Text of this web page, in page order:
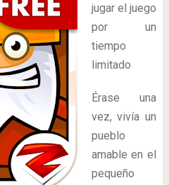
jugar el juego
por un
tiempo
limitado
Érase una
vez, vivía un
pueblo
amable en el
pequeño